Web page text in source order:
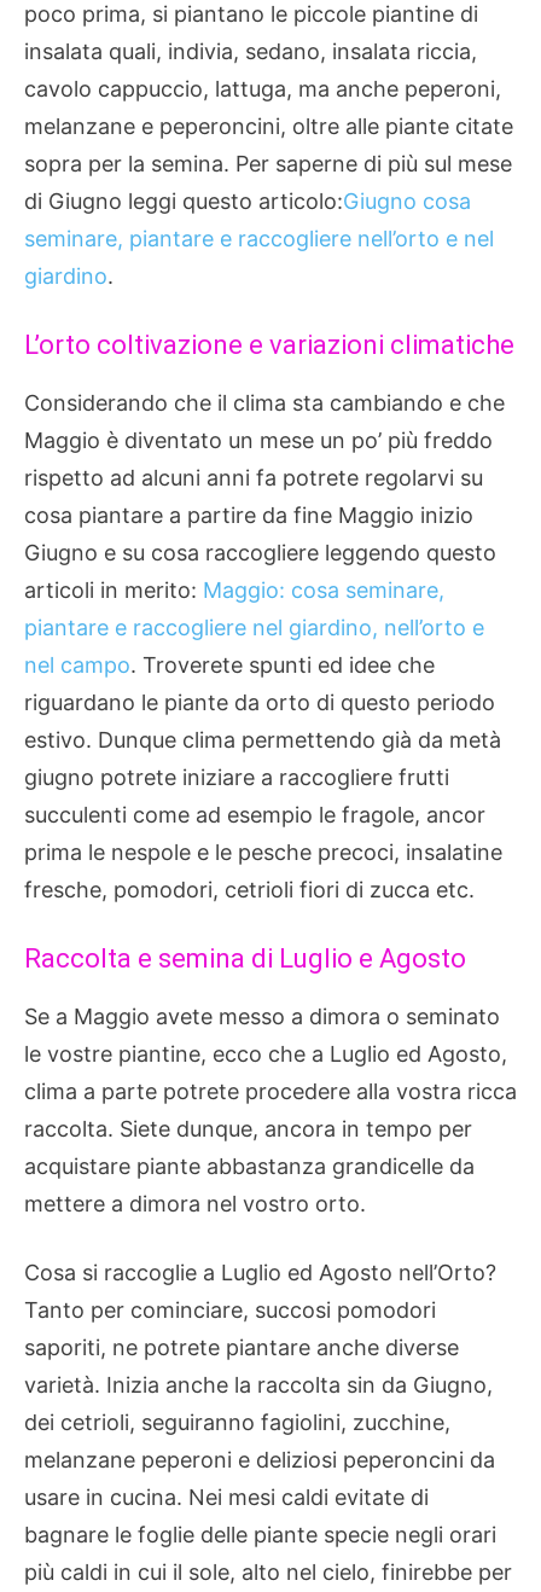
poco prima, si piantano le piccole piantine di
insalata quali, indivia, sedano, insalata riccia,
cavolo cappuccio, lattuga, ma anche peperoni,
melanzane e peperoncini, oltre alle piante citate
sopra per la semina. Per saperne di più sul mese
di Giugno leggi questo articolo:Giugno cosa
seminare, piantare e raccogliere nell’orto e nel
giardino.
L’orto coltivazione e variazioni climatiche
Considerando che il clima sta cambiando e che
Maggio è diventato un mese un po’ più freddo
rispetto ad alcuni anni fa potrete regolarvi su
cosa piantare a partire da fine Maggio inizio
Giugno e su cosa raccogliere leggendo questo
articoli in merito: Maggio: cosa seminare,
piantare e raccogliere nel giardino, nell’orto e
nel campo. Troverete spunti ed idee che
riguardano le piante da orto di questo periodo
estivo. Dunque clima permettendo già da metà
giugno potrete iniziare a raccogliere frutti
succulenti come ad esempio le fragole, ancor
prima le nespole e le pesche precoci, insalatine
fresche, pomodori, cetrioli fiori di zucca etc.
Raccolta e semina di Luglio e Agosto
Se a Maggio avete messo a dimora o seminato
le vostre piantine, ecco che a Luglio ed Agosto,
clima a parte potrete procedere alla vostra ricca
raccolta. Siete dunque, ancora in tempo per
acquistare piante abbastanza grandicelle da
mettere a dimora nel vostro orto.
Cosa si raccoglie a Luglio ed Agosto nell’Orto?
Tanto per cominciare, succosi pomodori
saporiti, ne potrete piantare anche diverse
varietà. Inizia anche la raccolta sin da Giugno,
dei cetrioli, seguiranno fagiolini, zucchine,
melanzane peperoni e deliziosi peperoncini da
usare in cucina. Nei mesi caldi evitate di
bagnare le foglie delle piante specie negli orari
più caldi in cui il sole, alto nel cielo, finirebbe per